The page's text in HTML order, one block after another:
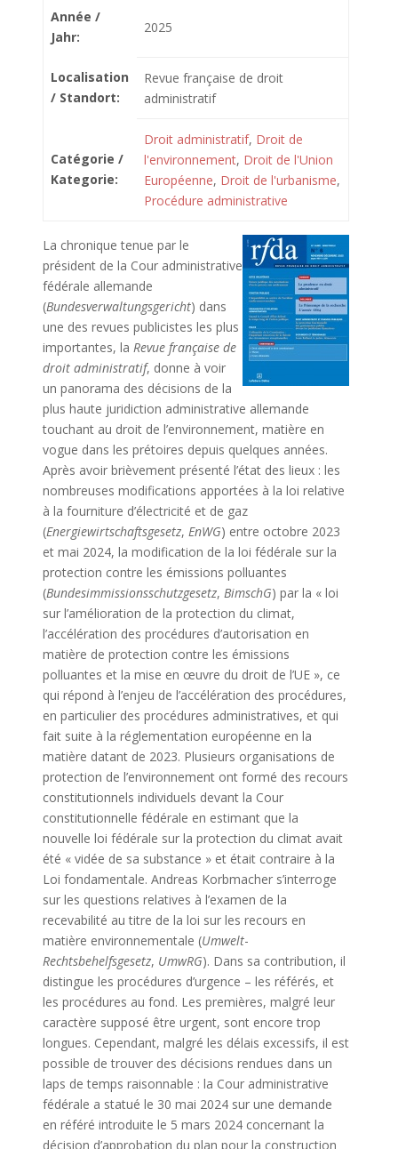
Année /
Jahr:
2025
Localisation
/ Standort:
Revue française de droit
administratif
Catégorie /
Kategorie:
Droit administratif, Droit de
l'environnement, Droit de l'Union
Européenne, Droit de l'urbanisme,
Procédure administrative
La chronique tenue par le
président de la Cour administrative
fédérale allemande
(Bundesverwaltungsgericht) dans
une des revues publicistes les plus
importantes, la Revue française de
droit administratif, donne à voir
un panorama des décisions de la
plus haute juridiction administrative allemande
touchant au droit de l’environnement, matière en
vogue dans les prétoires depuis quelques années.
Après avoir brièvement présenté l’état des lieux : les
nombreuses modifications apportées à la loi relative
à la fourniture d’électricité et de gaz
(Energiewirtschaftsgesetz, EnWG) entre octobre 2023
et mai 2024, la modification de la loi fédérale sur la
protection contre les émissions polluantes
(Bundesimmissionsschutzgesetz, BimschG) par la « loi
sur l’amélioration de la protection du climat,
l’accélération des procédures d’autorisation en
matière de protection contre les émissions
polluantes et la mise en œuvre du droit de l’UE », ce
qui répond à l’enjeu de l’accélération des procédures,
en particulier des procédures administratives, et qui
fait suite à la réglementation européenne en la
matière datant de 2023. Plusieurs organisations de
protection de l’environnement ont formé des recours
constitutionnels individuels devant la Cour
constitutionnelle fédérale en estimant que la
nouvelle loi fédérale sur la protection du climat avait
été « vidée de sa substance » et était contraire à la
Loi fondamentale. Andreas Korbmacher s’interroge
sur les questions relatives à l’examen de la
recevabilité au titre de la loi sur les recours en
matière environnementale (Umwelt-
Rechtsbehelfsgesetz, UmwRG). Dans sa contribution, il
distingue les procédures d’urgence – les référés, et
les procédures au fond. Les premières, malgré leur
caractère supposé être urgent, sont encore trop
longues. Cependant, malgré les délais excessifs, il est
possible de trouver des décisions rendues dans un
laps de temps raisonnable : la Cour administrative
fédérale a statué le 30 mai 2024 sur une demande
en référé introduite le 5 mars 2024 concernant la
décision d’approbation du plan pour la construction